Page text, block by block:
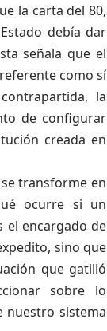
la carta del 80,
debía dar
señala que el
como sí
la
de configurar
creada en
transforme en
ocurre si un
el encargado de
sino que
que gatilló
sobre lo
nuestro sistema